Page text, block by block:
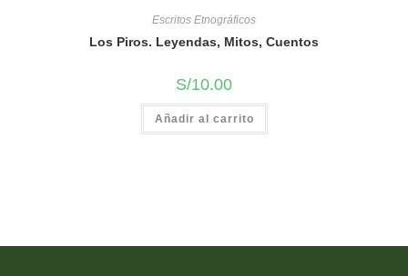
Escritos Etnográficos
Los Piros. Leyendas, Mitos, Cuentos
S/10.00
Añadir al carrito